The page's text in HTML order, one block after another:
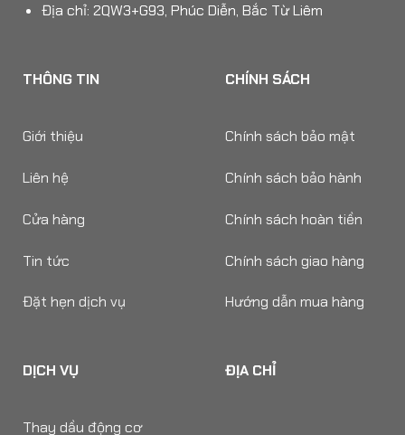
Địa chỉ: 2QW3+G93, Phúc Diễn, Bắc Từ Liêm
THÔNG TIN
Giới thiệu
Liên hệ
Cửa hàng
Tin tức
Đặt hẹn dịch vụ
CHÍNH SÁCH
Chính sách bảo mật
Chính sách bảo hành
Chính sách hoàn tiền
Chính sách giao hàng
Hướng dẫn mua hàng
DỊCH VỤ
Thay dầu động cơ
ĐỊA CHỈ